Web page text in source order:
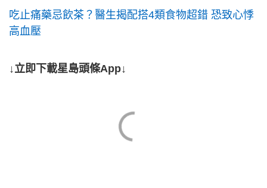
吃止痛藥忌飲茶？醫生揭配搭4類食物超錯 恐致心悸
高血壓
↓立即下載星島頭條App↓